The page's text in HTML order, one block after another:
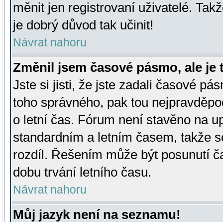
měnit jen registrovaní uživatelé.
je dobrý důvod tak učinit!
Návrat nahoru
Změnil jsem časové pásmo, ale je
Jste si jisti, že jste zadali časové
toho správného, pak tou
o letní čas. Fórum není stavěno na
standardním a letním časem, takže
rozdíl. Řešením může být posunutí
dobu trvání letního času.
Návrat nahoru
Můj jazyk není na seznamu!